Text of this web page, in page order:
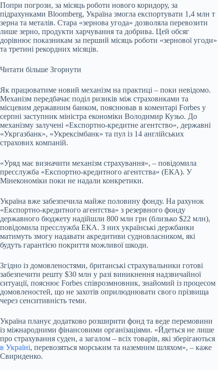
Попри погрози, за місяць роботи нового коридору, за
підрахунками Bloomberg, Україна змогла експортувати 1,4 млн т
зерна та металів. Стара «зернова угода» дозволяла перевозити
лише зерно, продукти харчування та добрива. Цей обсяг
дорівнює показникам за перший місяць роботи «зернової угоди»
та третині рекордних місяців.
Читати більше Згорнути
Як працюватиме новий механізм на практиці – поки невідомо.
Механізм передбачає поділ ризиків між страховиками та
місцевим державним банком, пояснював в коментарі Forbes у
серпні заступник міністра економіки Володимир Кузьо. До
механізму залучені «Експортно-кредитне агентство», державні
«Укргазбанк», «Укрексімбанк» та пул із 14 англійських
страхових компаній.
«Уряд має визначити механізм страхування», – повідомила
пресслужба «Експортно-кредитного агентства» (ЕКА). У
Мінекономіки поки не надали конкретики.
Україна вже забезпечила майже половину фонду. На рахунок
«Експортно-кредитного агентства» з резервного фонду
державного бюджету надійшли 800 млн грн (близько $22 млн),
повідомила пресслужба ЕКА. З них українські держбанки
матимуть змогу надавати акредитиви судновласником, які
будуть гарантією покриття можливої шкоди.
Згідно із домовленостями, британські страхувальники готові
забезпечити решту $30 млн у разі виникнення надзвичайної
ситуації, пояснює Forbes співрозмновник, знайомий із процесом
домовленостей, що не захотів оприлюднювати свого прізвища
через сенситивність теми.
Україна планує додатково розширити фонд та веде перемовини
із міжнародними фінансовими організаціями. «Йдеться не лише
про страхування суден, а загалом – всіх товарів, які зберігаються
в Україні, перевозяться морським та наземним шляхом», – каже
Свириденко.